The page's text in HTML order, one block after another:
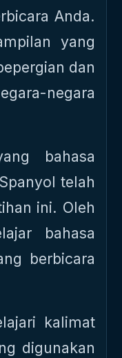
Anda.
yang
dan
negara
bahasa
telah
ini. Oleh
bahasa
berbicara
kalimat
digunakan